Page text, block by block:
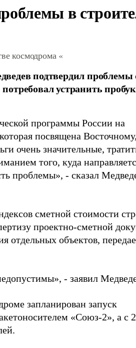
в
космодрома «
подтвердил проблемы
устранить
программы России на
посвящена Восточному,
очень значительные,
того, куда
проблемы», - сказал
сметной стоимости
проектно-сметной
отдельных объектов,
- заявил
запланирован запуск
«Союз-2», а с